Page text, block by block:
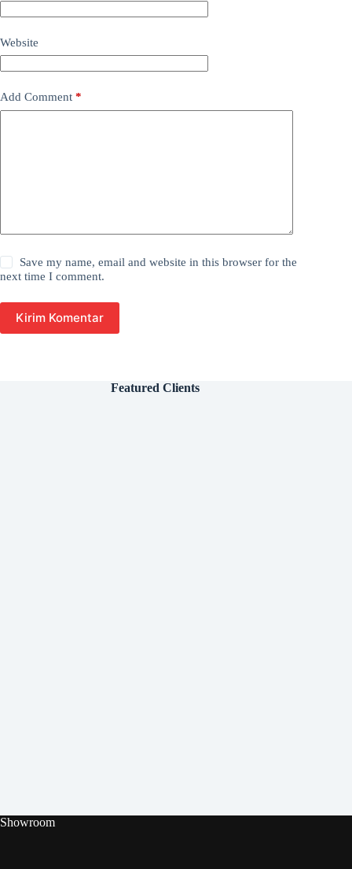
Website
Add Comment *
Save my name, email and website in this browser for the
next time I comment.
Kirim Komentar
Featured Clients
Showroom